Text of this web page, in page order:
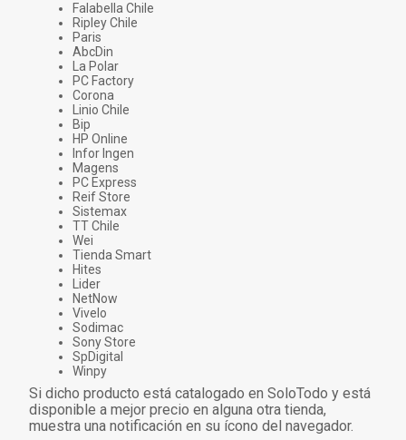
Falabella Chile
Ripley Chile
Paris
AbcDin
La Polar
PC Factory
Corona
Linio Chile
Bip
HP Online
Infor Ingen
Magens
PC Express
Reif Store
Sistemax
TT Chile
Wei
Tienda Smart
Hites
Lider
NetNow
Vivelo
Sodimac
Sony Store
SpDigital
Winpy
Si dicho producto está catalogado en SoloTodo y está
disponible a mejor precio en alguna otra tienda,
muestra una notificación en su ícono del navegador.